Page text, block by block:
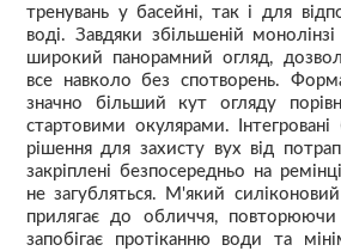
тренувань у басейні, так і для
воді. Завдяки збільшеній
широкий панорамний огляд,
все навколо без спотворень.
значно більший кут огляду
стартовими окулярами.
рішення для захисту вух від
закріплені безпосередньо на
не загубляться. М'який
прилягає до обличчя,
запобігає протіканню води та